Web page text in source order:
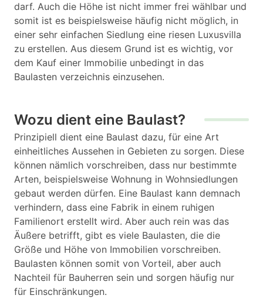
darf. Auch die Höhe ist nicht immer frei wählbar und
somit ist es beispielsweise häufig nicht möglich, in
einer sehr einfachen Siedlung eine riesen Luxusvilla
zu erstellen. Aus diesem Grund ist es wichtig, vor
dem Kauf einer Immobilie unbedingt in das
Baulasten verzeichnis einzusehen.
Wozu dient eine Baulast?
Prinzipiell dient eine Baulast dazu, für eine Art
einheitliches Aussehen in Gebieten zu sorgen. Diese
können nämlich vorschreiben, dass nur bestimmte
Arten, beispielsweise Wohnung in Wohnsiedlungen
gebaut werden dürfen. Eine Baulast kann demnach
verhindern, dass eine Fabrik in einem ruhigen
Familienort erstellt wird. Aber auch rein was das
Äußere betrifft, gibt es viele Baulasten, die die
Größe und Höhe von Immobilien vorschreiben.
Baulasten können somit von Vorteil, aber auch
Nachteil für Bauherren sein und sorgen häufig nur
für Einschränkungen.